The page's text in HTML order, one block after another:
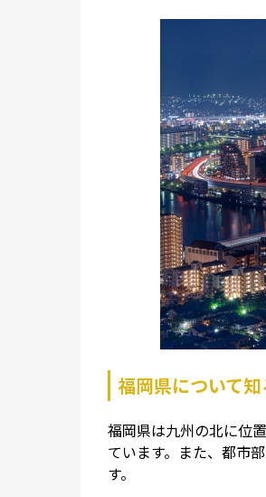
福岡県について知
福岡県は九州の北に位
ています。また、都市
す。